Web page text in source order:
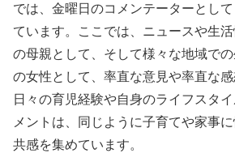
では、金曜日のコメンテーターとし
ています。ここでは、ニュースや生
の母親として、そして様々な地域で
の女性として、率直な意見や率直な感
日々の育児経験や自身のライフスタ
メントは、同じように子育てや家事
共感を集めています。